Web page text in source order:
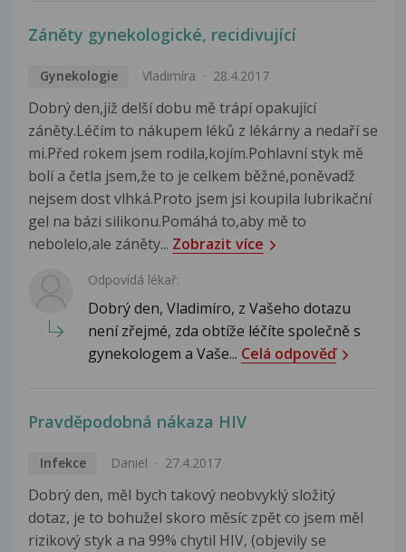
Záněty gynekologické, recidivující
Gynekologie Vladimíra 28.4.2017
Dobrý den,již delší dobu mě trápí opakující
záněty.Léčím to nákupem léků z lékárny a nedaří se
mi.Před rokem jsem rodila,kojím.Pohlavní styk mě
bolí a četla jsem,že to je celkem běžné,poněvadž
nejsem dost vlhká.Proto jsem jsi koupila lubrikační
gel na bázi silikonu.Pomáhá to,aby mě to
nebolelo,ale záněty... Zobrazit více
Odpovídá lékař:
Dobrý den, Vladimíro, z Vašeho dotazu
není zřejmé, zda obtíže léčíte společně s
gynekologem a Vaše... Celá odpověď
Pravděpodobná nákaza HIV
Infekce Daniel 27.4.2017
Dobrý den, měl bych takový neobvyklý složitý
dotaz, je to bohužel skoro měsíc zpět co jsem měl
rizikový styk a na 99% chytil HIV, (objevily se